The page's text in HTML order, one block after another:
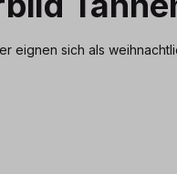
eignen sich als